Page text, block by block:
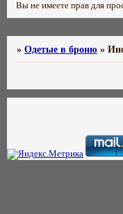
Вы не имеете прав для
»Одетые в броню »